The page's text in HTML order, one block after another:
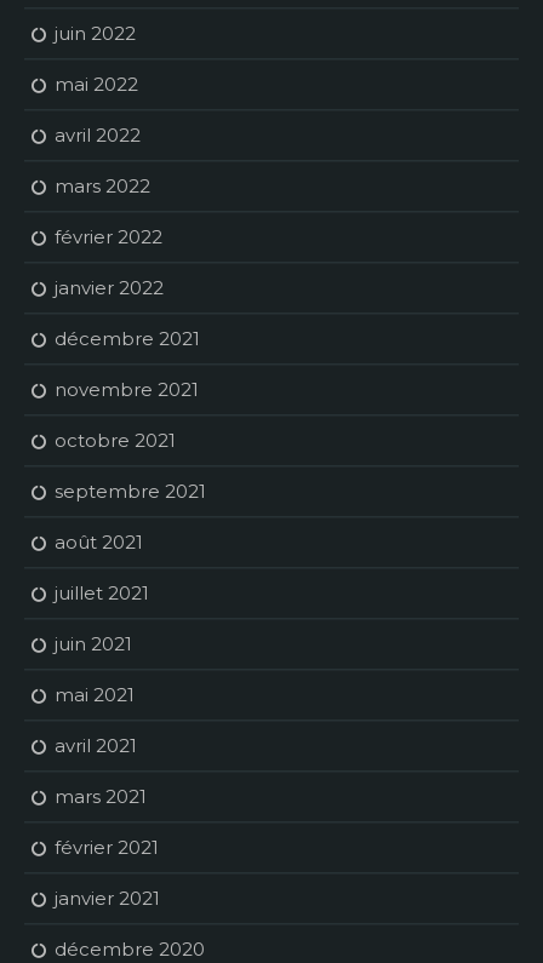
juin 2022
mai 2022
avril 2022
mars 2022
février 2022
janvier 2022
décembre 2021
novembre 2021
octobre 2021
septembre 2021
août 2021
juillet 2021
juin 2021
mai 2021
avril 2021
mars 2021
février 2021
janvier 2021
décembre 2020